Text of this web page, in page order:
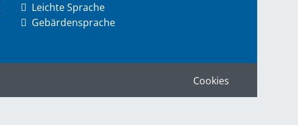
Leichte Sprache
Gebärdensprache
Cookies